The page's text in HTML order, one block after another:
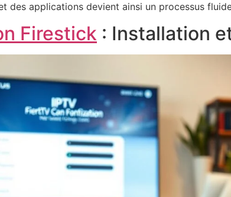
des applications devient ainsi un processus
Firestick : Installation